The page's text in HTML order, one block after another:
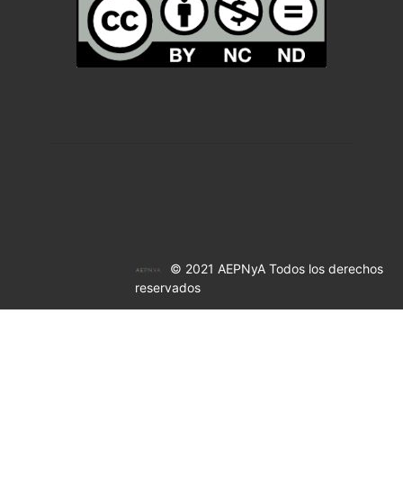
© 2021 AEPNyA Todos los derechos
reservados